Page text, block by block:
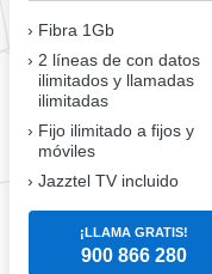
Fibra 1Gb
2 líneas de con datos
ilimitados y llamadas
ilimitadas
Fijo ilimitado a fijos y
móviles
Jazztel TV incluido
¡LLAMA GRATIS!
900 866 280